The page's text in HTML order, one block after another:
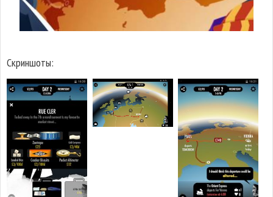
Скриншоты: